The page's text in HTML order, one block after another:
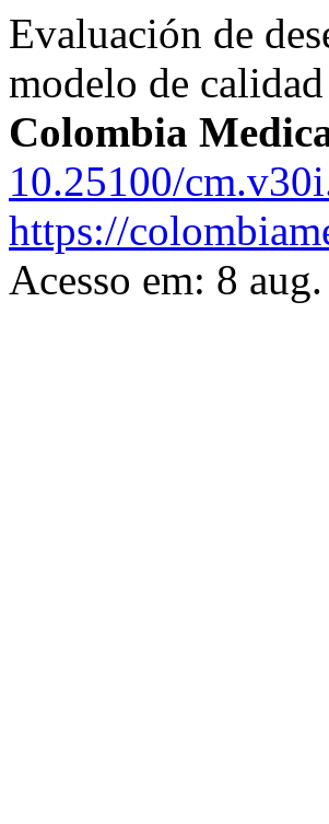
Evaluación de
modelo de
Colombia
10.25100/
https://
Acesso em: 8